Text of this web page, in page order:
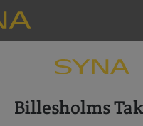
Billesholms